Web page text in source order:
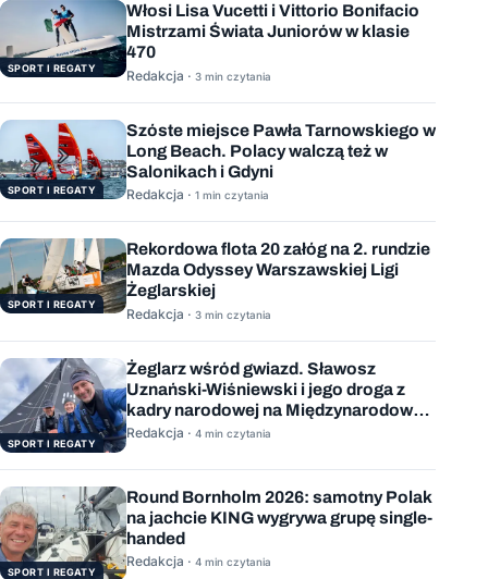
SPORT I REGATY
Włosi Lisa Vucetti i Vittorio Bonifacio
Mistrzami Świata Juniorów w klasie
470
Redakcja · 3 min czytania
SPORT I REGATY
Szóste miejsce Pawła Tarnowskiego w
Long Beach. Polacy walczą też w
Salonikach i Gdyni
Redakcja · 1 min czytania
SPORT I REGATY
Rekordowa flota 20 załóg na 2. rundzie
Mazda Odyssey Warszawskiej Ligi
Żeglarskiej
Redakcja · 3 min czytania
SPORT I REGATY
Żeglarz wśród gwiazd. Sławosz
Uznański-Wiśniewski i jego droga z
kadry narodowej na Międzynarodową
Stację Kosmiczną
Redakcja · 4 min czytania
SPORT I REGATY
Round Bornholm 2026: samotny Polak
na jachcie KING wygrywa grupę single-
handed
Redakcja · 4 min czytania